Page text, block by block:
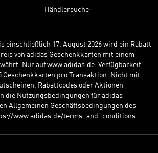
Händlersuche
einschließlich 17. August 2026 wird ein Rabatt
von adidas Geschenkkarten mit einem
Nur auf www.adidas.de. Verfügbarkeit
Geschenkkarten pro Transaktion. Nicht mit
Rabattcodes oder Aktionen
die Nutzungsbedingungen für adidas
Allgemeinen Geschäftsbedingungen des
www.adidas.de/terms_and_conditions